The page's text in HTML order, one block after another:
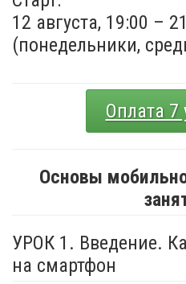
12 августа, 19:00 –
(понедельники,
Оплата 7
Основы
УРОК 1. Введение.
на смартфон